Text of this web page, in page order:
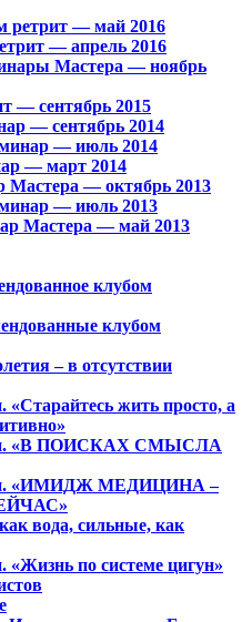
ретрит — май 2016
— апрель 2016
Мастера — ноябрь
— сентябрь 2015
— сентябрь 2014
— июль 2014
— март 2014
Мастера — октябрь 2013
— июль 2013
Мастера — май 2013
клубом
клубом
– в отсутствии
жить просто, а
«В ПОИСКАХ СМЫСЛА
«ИМИДЖ МЕДИЦИНА –
вода, сильные, как
по системе цигун»